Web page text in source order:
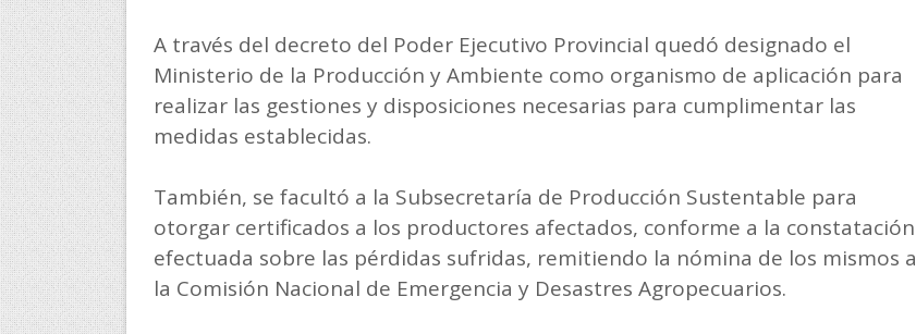
A través del decreto del Poder Ejecutivo Provincial quedó designado el
Ministerio de la Producción y Ambiente como organismo de aplicación para
realizar las gestiones y disposiciones necesarias para cumplimentar las
medidas establecidas.
También, se facultó a la Subsecretaría de Producción Sustentable para
otorgar certificados a los productores afectados, conforme a la constatación
efectuada sobre las pérdidas sufridas, remitiendo la nómina de los mismos a
la Comisión Nacional de Emergencia y Desastres Agropecuarios.